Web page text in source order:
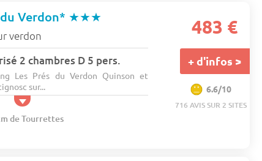
Verdon* ★★★
verdon
2 chambres D 5 pers.
Les Prés du Verdon Quinson et
sur...
de Tourrettes
483 €
+ d'infos >
6.6/10
716 AVIS SUR 2 SITES